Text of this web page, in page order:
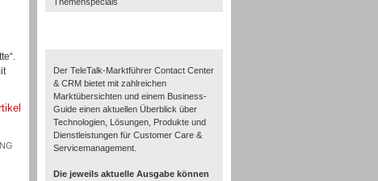
Der TeleTalk-Marktführer Contact Center
& CRM bietet mit zahlreichen
Marktübersichten und einem Business-
Guide einen aktuellen Überblick über
Technologien, Lösungen, Produkte und
Dienstleistungen für Customer Care &
Servicemanagement.
Die jeweils aktuelle Ausgabe können